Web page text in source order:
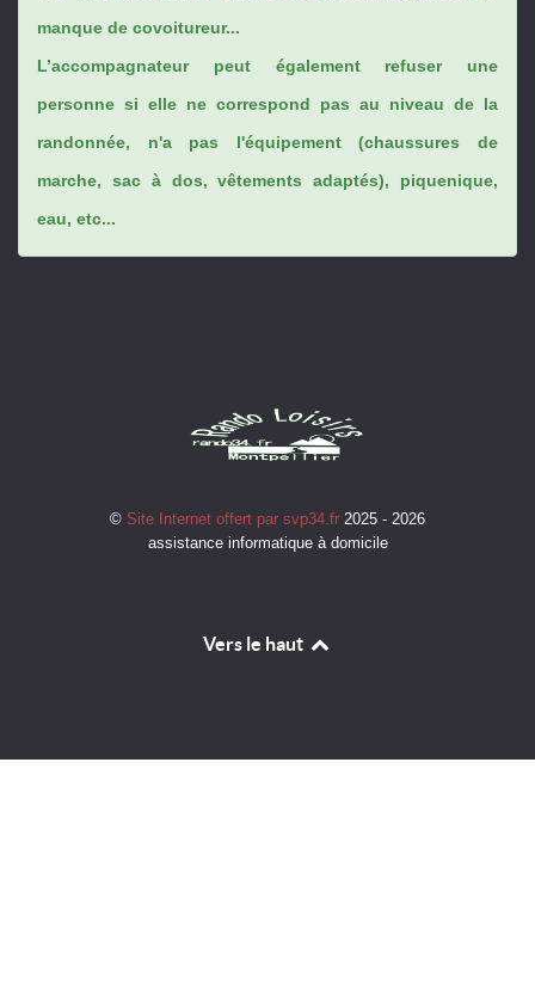
manque de covoitureur...
L’accompagnateur peut également refuser une
personne si elle ne correspond pas au niveau de la
randonnée, n'a pas l'équipement (chaussures de
marche, sac à dos, vêtements adaptés), piquenique,
eau, etc...
© Site Internet offert par svp34.fr 2025 - 2026
assistance informatique à domicile
Vers le haut